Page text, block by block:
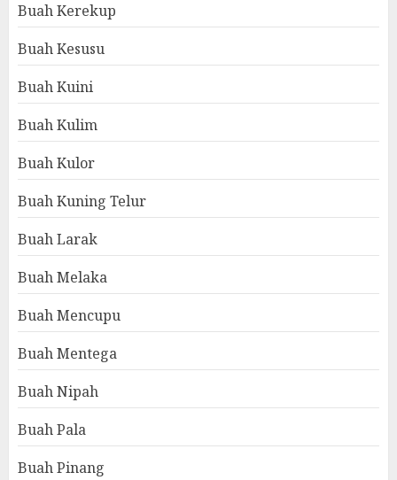
Buah Kerekup
Buah Kesusu
Buah Kuini
Buah Kulim
Buah Kulor
Buah Kuning Telur
Buah Larak
Buah Melaka
Buah Mencupu
Buah Mentega
Buah Nipah
Buah Pala
Buah Pinang